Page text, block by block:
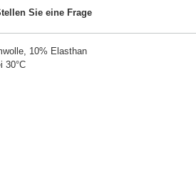
Sie eine Frage
10% Elasthan
30°C